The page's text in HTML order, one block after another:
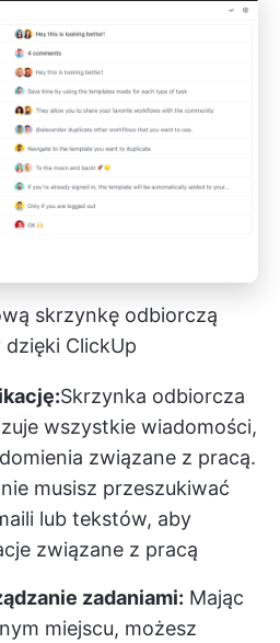
skrzynkę odbiorczą
ClickUp
Skrzynka odbiorcza
wszystkie wiadomości,
związane z pracą.
musisz przeszukiwać
lub tekstów, aby
związane z pracą
zadaniami: Mając
miejscu, możesz